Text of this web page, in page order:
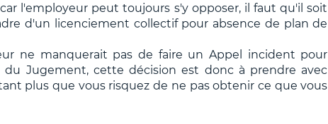
l'employeur peut toujours s'y opposer, il faut qu'il soit
d'un licenciement collectif pour absence de plan de
ne manquerait pas de faire un Appel incident pour
Jugement, cette décision est donc à prendre avec
plus que vous risquez de ne pas obtenir ce que vous